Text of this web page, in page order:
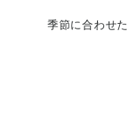
季節に合わせ